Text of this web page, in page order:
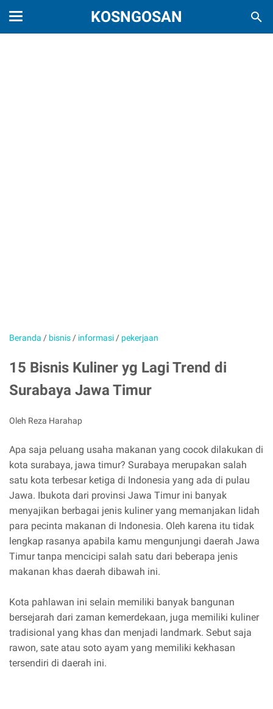
KOSNGOSAN
Beranda / bisnis / informasi / pekerjaan
15 Bisnis Kuliner yg Lagi Trend di
Surabaya Jawa Timur
Oleh Reza Harahap
Apa saja peluang usaha makanan yang cocok dilakukan di
kota surabaya, jawa timur? Surabaya merupakan salah
satu kota terbesar ketiga di Indonesia yang ada di pulau
Jawa. Ibukota dari provinsi Jawa Timur ini banyak
menyajikan berbagai jenis kuliner yang memanjakan lidah
para pecinta makanan di Indonesia. Oleh karena itu tidak
lengkap rasanya apabila kamu mengunjungi daerah Jawa
Timur tanpa mencicipi salah satu dari beberapa jenis
makanan khas daerah dibawah ini.
Kota pahlawan ini selain memiliki banyak bangunan
bersejarah dari zaman kemerdekaan, juga memiliki kuliner
tradisional yang khas dan menjadi landmark. Sebut saja
rawon, sate atau soto ayam yang memiliki kekhasan
tersendiri di daerah ini.